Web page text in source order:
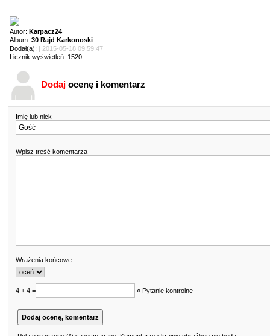
Autor: Karpacz24
Album: 30 Rajd Karkonoski
Dodał(a): | 2015-05-18 09:59:47
Licznik wyświetleń: 1520
Dodaj ocenę i komentarz
Imię lub nick
Wpisz treść komentarza
Wrażenia końcowe
4 + 4 = « Pytanie kontrolne